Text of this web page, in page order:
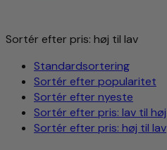
Sortér efter pris: høj til lav
Standardsortering
Sortér efter popularitet
Sortér efter nyeste
Sortér efter pris: lav til høj
Sortér efter pris: høj til lav